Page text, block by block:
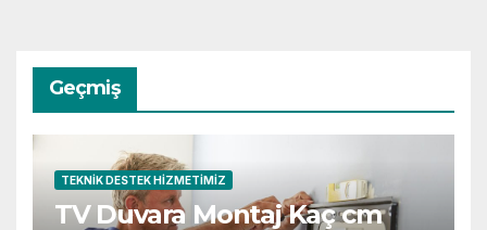
Geçmiş
TEKNIK DESTEK HIZMETIMIZ
TV Duvara Montaj Kaç cm